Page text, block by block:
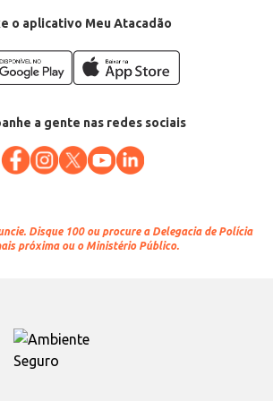
o aplicativo Meu Atacadão
a gente nas redes sociais
Disque 100 ou procure a Delegacia de Polícia
próxima ou o Ministério Público.